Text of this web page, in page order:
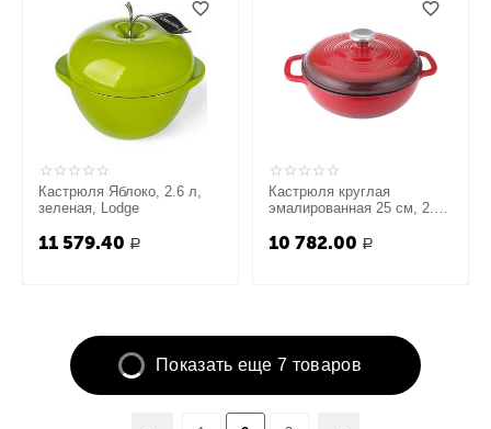
Кастрюля Яблоко, 2.6 л,
зеленая, Lodge
11 579.40 Р
Кастрюля круглая
эмалированная 25 см, 2.8
10 782.00 Р
Показать еще 7 товаров